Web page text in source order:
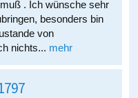
. Ich wünsche sehr
besonders bin
von
nichts... mehr